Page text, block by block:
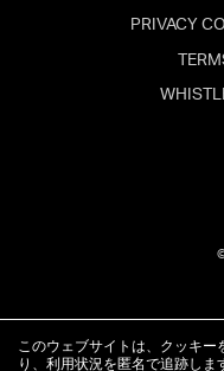
このウェブサイトは、クッキ
り、利用状況を匿名で追跡しま
PRIVACY
English (英語